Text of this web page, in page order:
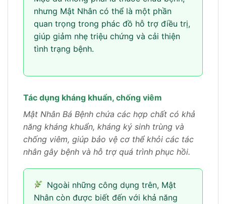
nhưng Mật Nhân có thể là một phần
quan trọng trong phác đồ hỗ trợ điều trị,
giúp giảm nhẹ triệu chứng và cải thiện
tình trạng bệnh.
Tác dụng kháng khuẩn, chống viêm
Mật Nhân Bá Bệnh chứa các hợp chất có khả
năng kháng khuẩn, kháng ký sinh trùng và
chống viêm, giúp bảo vệ cơ thể khỏi các tác
nhân gây bệnh và hỗ trợ quá trình phục hồi.
Ngoài những công dụng trên, Mật
Nhân còn được biết đến với khả năng